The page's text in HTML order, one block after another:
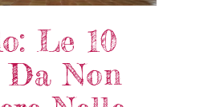
Le 10
Da Non